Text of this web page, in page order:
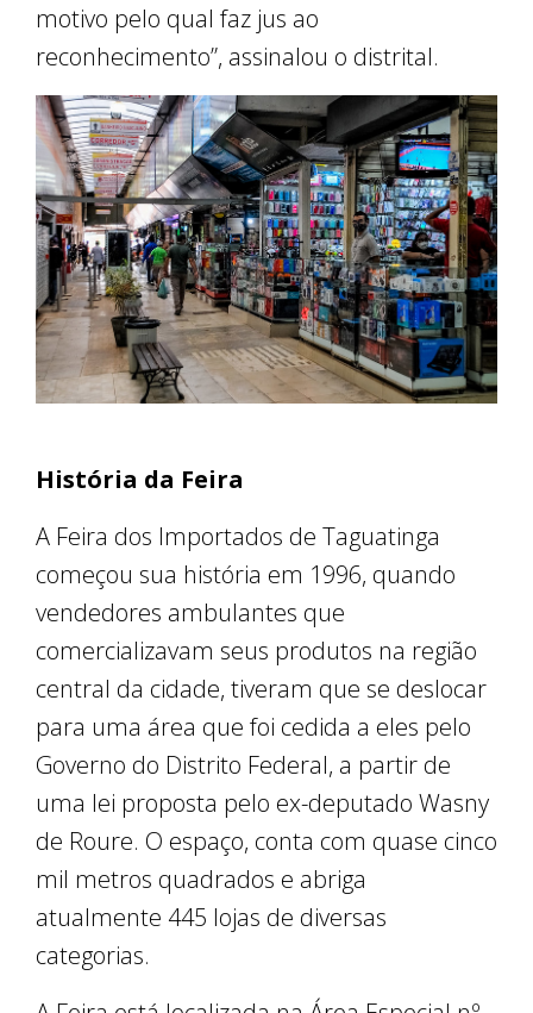
motivo pelo qual faz jus ao
reconhecimento”, assinalou o distrital.
História da Feira
A Feira dos Importados de Taguatinga
começou sua história em 1996, quando
vendedores ambulantes que
comercializavam seus produtos na região
central da cidade, tiveram que se deslocar
para uma área que foi cedida a eles pelo
Governo do Distrito Federal, a partir de
uma lei proposta pelo ex-deputado Wasny
de Roure. O espaço, conta com quase cinco
mil metros quadrados e abriga
atualmente 445 lojas de diversas
categorias.